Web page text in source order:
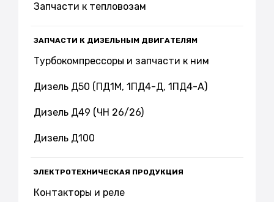
Запчасти к тепловозам
ЗАПЧАСТИ К ДИЗЕЛЬНЫМ ДВИГАТЕЛЯМ
Турбокомпрессоры и запчасти к ним
Дизель Д50 (ПД1М, 1ПД4-Д, 1ПД4-А)
Дизель Д49 (ЧН 26/26)
Дизель Д100
ЭЛЕКТРОТЕХНИЧЕСКАЯ ПРОДУКЦИЯ
Контакторы и реле